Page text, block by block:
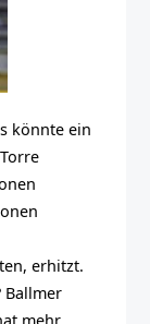
könnte ein
erhitzt.
Ballmer